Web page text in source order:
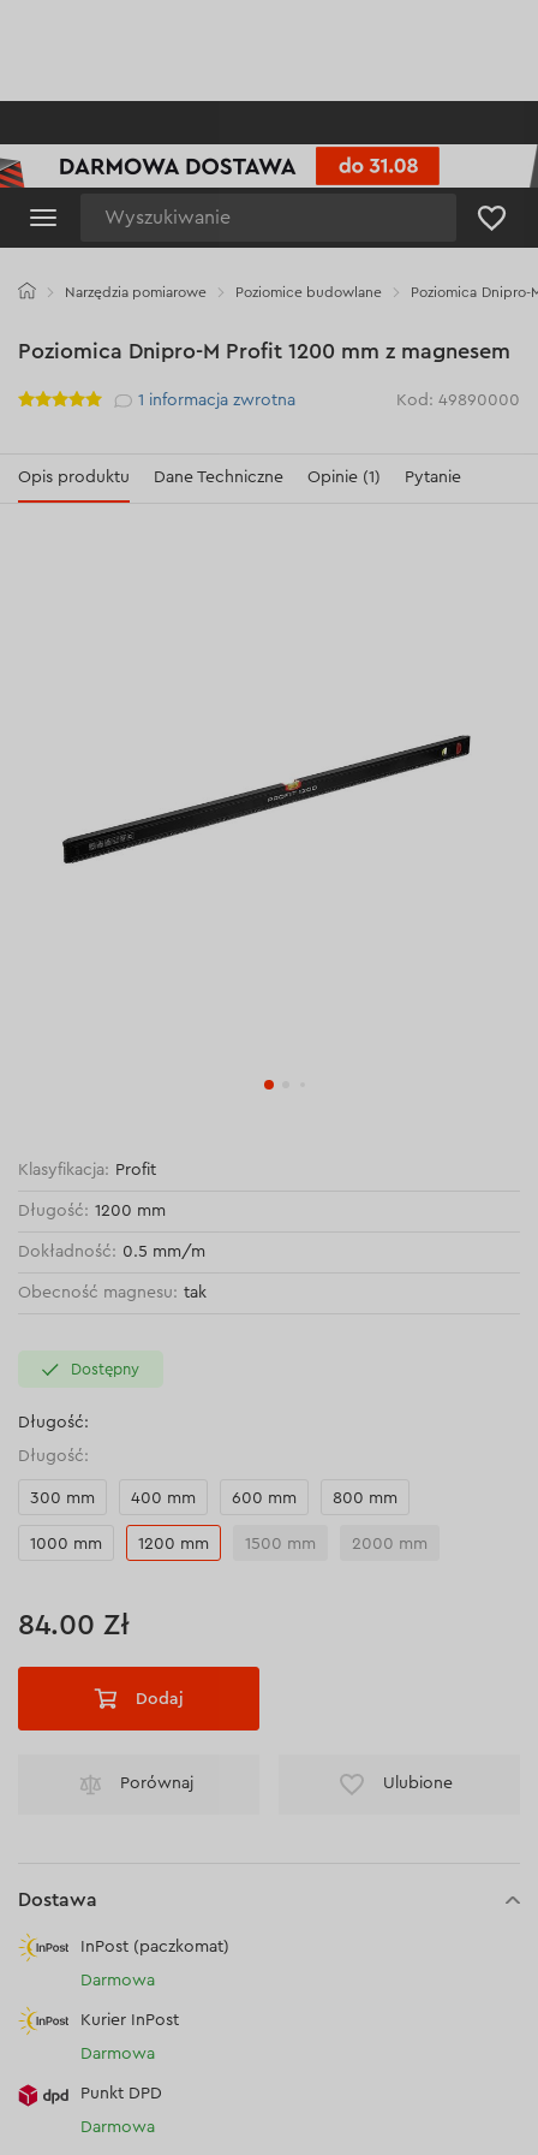
Narzędzia pomiarowe Poziomice budowlane Poziomica Dnipro-
Poziomica Dnipro-M Profit 1200 mm z magnesem
Рейтинг 1 informacja zwrotna Kod: 49890000
Opis produktu Dane Techniczne Opinie (1) Pytanie
Klasyfikacja: Profit
Długość: 1200 mm
Dokładność: 0.5 mm/m
Obecność magnesu: tak
Dostępny
Długość:
Długość:
300 mm 400 mm 600 mm 800 mm
1000 mm 1200 mm 1500 mm 2000 mm
84.00 Zł
Dodaj
Porównaj Ulubione
Dostawa
InPost (paczkomat)
Darmowa
Kurier InPost
Darmowa
Punkt DPD
Darmowa